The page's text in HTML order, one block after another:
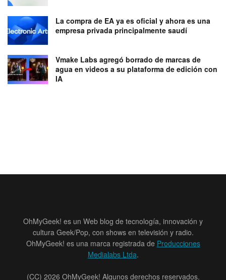
La compra de EA ya es oficial y ahora es una
empresa privada principalmente saudí
Vmake Labs agregó borrado de marcas de
agua en videos a su plataforma de edición con
IA
OhMyGeek! es un Web blog de tecnología, innovación y
cultura Geek/Pop, con shows en televisión y radio.
OhMyGeek! es una marca registrada de Producciones
Medialabs Ltda.
(CC) 2026 OhMyGeek! Algunos derechos reservados.